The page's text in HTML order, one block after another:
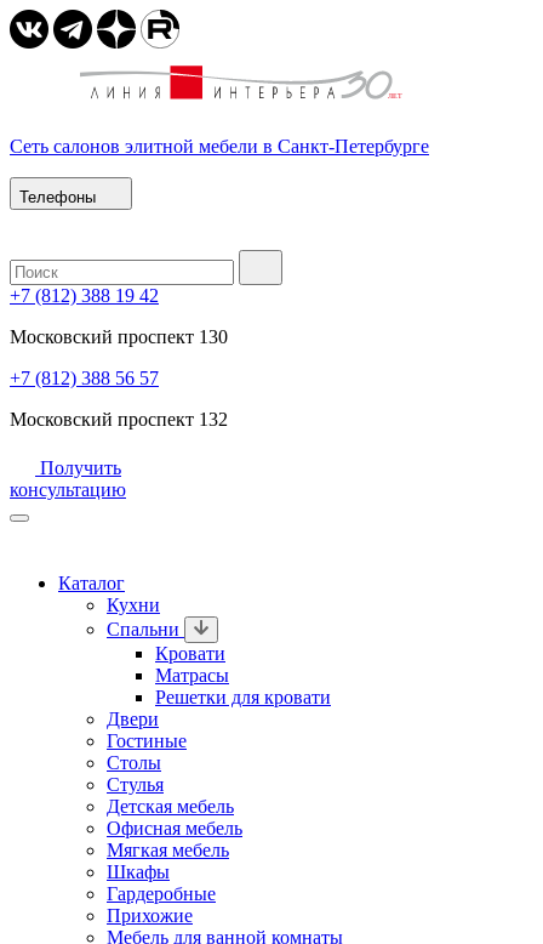
Сеть салонов элитной мебели в Санкт-Петербурге
Телефоны
+7 (812) 388 19 42
Московский проспект 130
+7 (812) 388 56 57
Московский проспект 132
Получить
консультацию
Каталог
Кухни
Спальни
Кровати
Матрасы
Решетки для кровати
Двери
Гостиные
Столы
Стулья
Детская мебель
Офисная мебель
Мягкая мебель
Шкафы
Гардеробные
Прихожие
Мебель для ванной комнаты